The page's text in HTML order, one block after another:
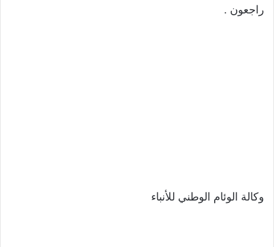
راجعون .
وكالة الوئام الوطني للأنباء